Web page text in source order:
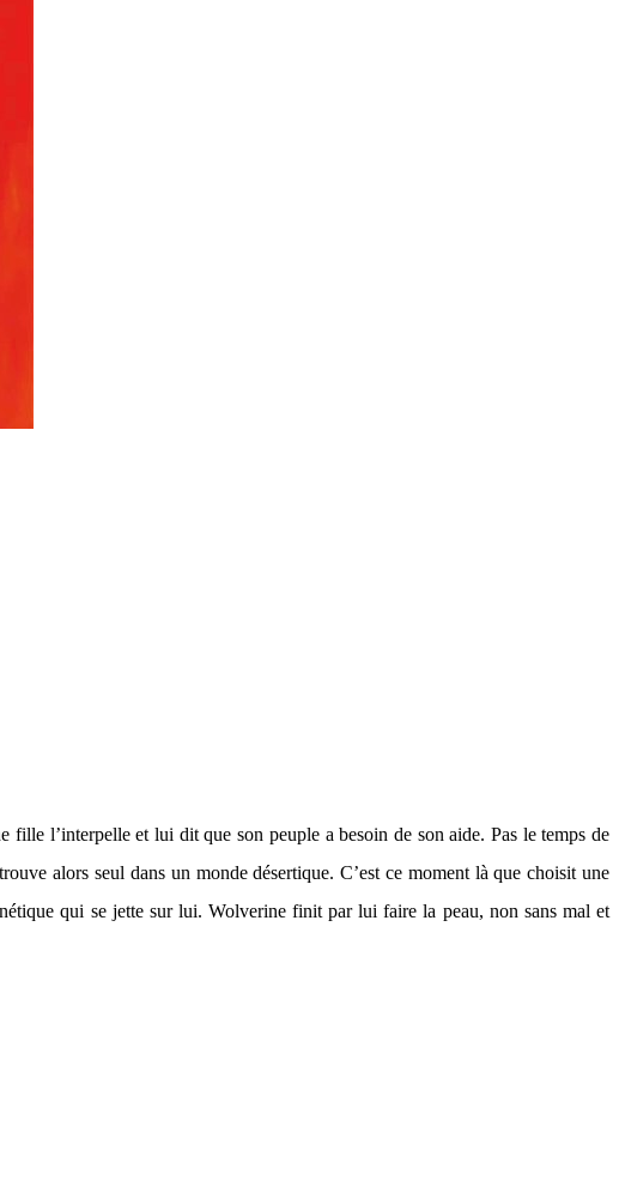
l’interpelle et lui dit que son peuple a besoin de son aide. Pas le temps de
alors seul dans un monde désertique. C’est ce moment là que choisit une
qui se jette sur lui. Wolverine finit par lui faire la peau, non sans mal et